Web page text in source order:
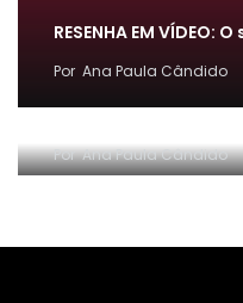
RESENHA EM
Por Ana Paula Cândido
PorAna Paula Cândido